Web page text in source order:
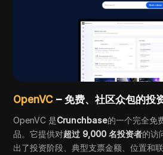
OpenVC – 免费、社区众包的投
OpenVC 是Crunchbase的一个完全免
品。它提供对超过 9,000 名投资者的访
出了投资阶段、典型支票金额、位置和联